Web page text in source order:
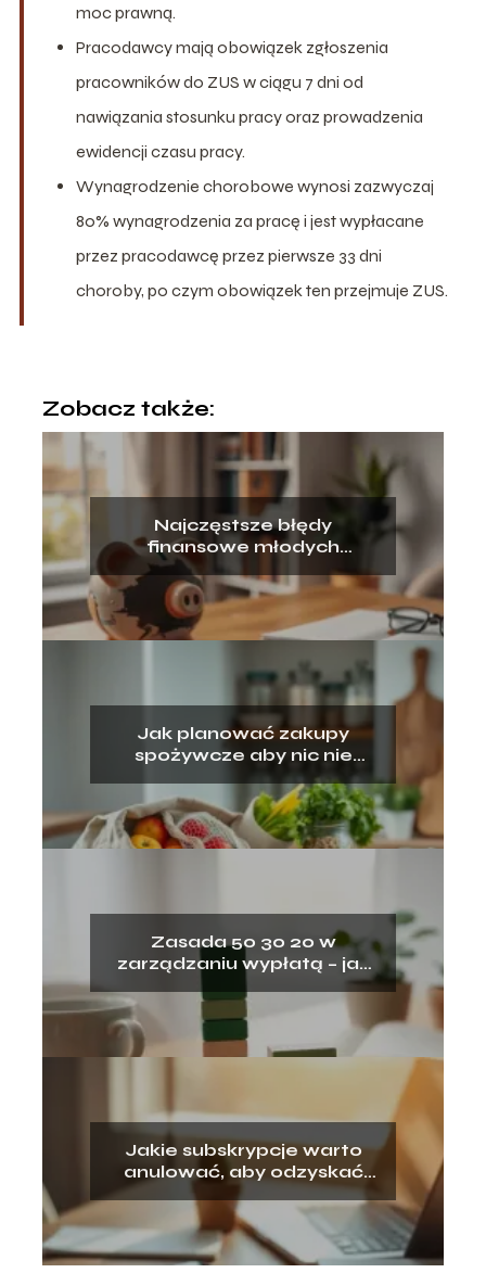
moc prawną.
Pracodawcy mają obowiązek zgłoszenia
pracowników do ZUS w ciągu 7 dni od
nawiązania stosunku pracy oraz prowadzenia
ewidencji czasu pracy.
Wynagrodzenie chorobowe wynosi zazwyczaj
80% wynagrodzenia za pracę i jest wypłacane
przez pracodawcę przez pierwsze 33 dni
choroby, po czym obowiązek ten przejmuje ZUS.
Zobacz także:
Najczęstsze błędy
finansowe młodych
dorosłych – jak ich uniknąć?
Jak planować zakupy
spożywcze aby nic nie
wyrzucać?
Zasada 50 30 20 w
zarządzaniu wypłatą – jak
Jakie subskrypcje warto
anulować, aby odzyskać
pieniądze?